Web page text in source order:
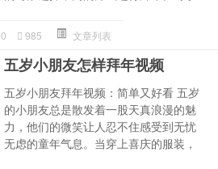
0 985 文章列表
五岁小朋友怎样拜年视频
五岁小朋友拜年视频：简单又好看 五岁
的小朋友总是散发着一股天真浪漫的魅
力，他们的微笑让人忍不住感受到无忧
无虑的童年气息。当穿上喜庆的服装，